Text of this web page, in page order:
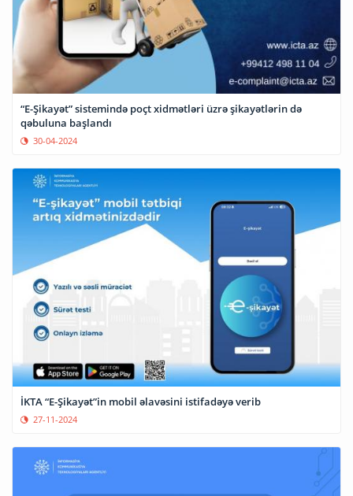
“E-Şikayət” sistemində poçt xidmətləri üzrə şikayətlərin də
qəbuluna başlandı
30-04-2024
İKTA “E-Şikayət”in mobil əlavəsini istifadəyə verib
27-11-2024